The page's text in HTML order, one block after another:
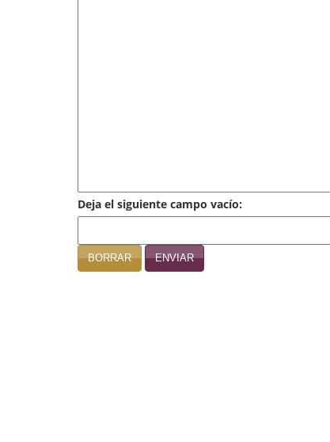
Deja el siguiente campo vacío:
BORRAR ENVIAR